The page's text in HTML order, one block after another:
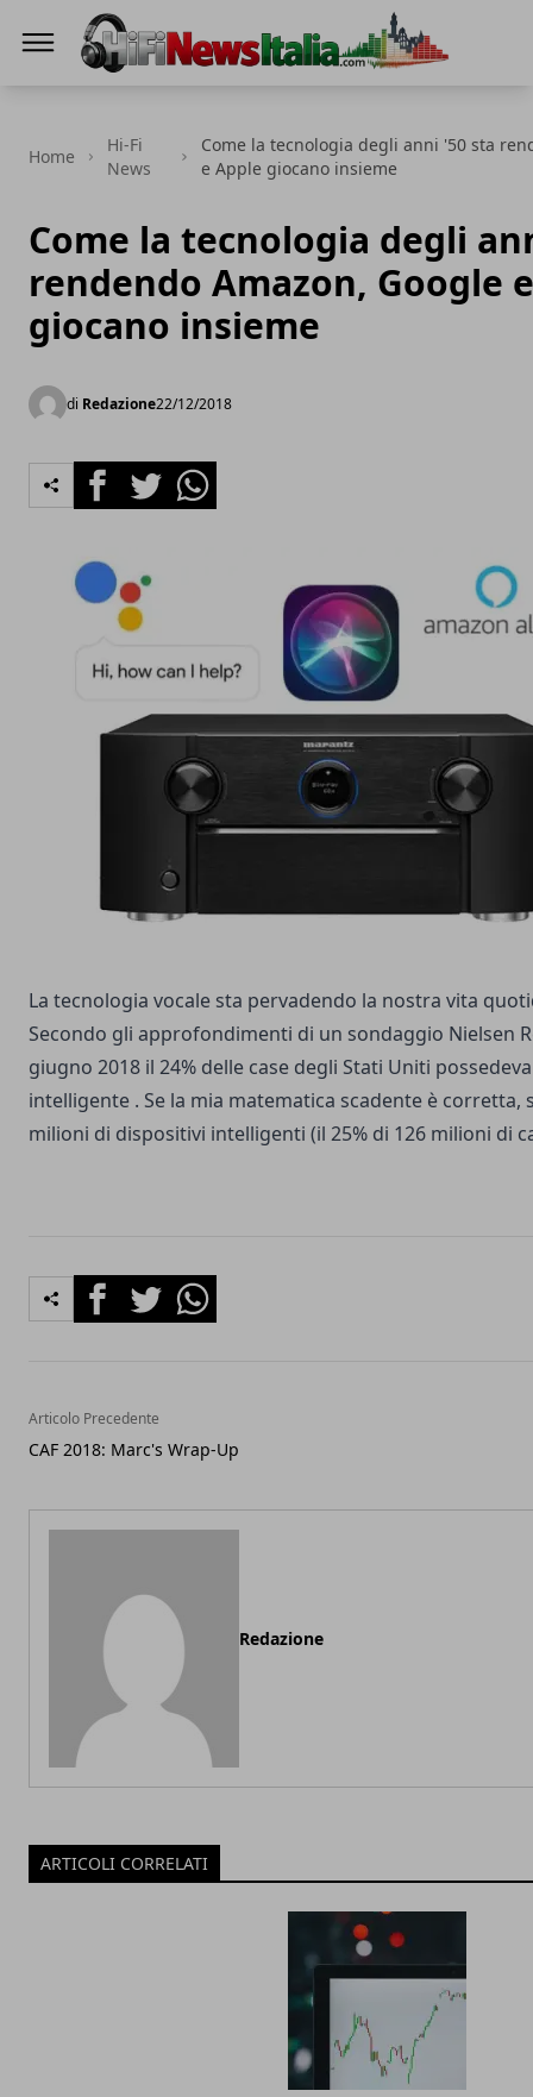
Home
Hi-Fi
News
Come la tecnologia degli anni '50 sta
e Apple giocano insieme
Come la tecnologia degli
rendendo Amazon, Google
giocano insieme
di Redazione22/12/2018
FacebookTwitterWhatsapp
La tecnologia vocale sta pervadendo la nostra vita
Secondo gli approfondimenti di un sondaggio Nielsen
giugno 2018 il 24% delle case degli Stati Uniti
intelligente . Se la mia matematica scadente è corretta,
milioni di dispositivi intelligenti (il 25% di 126 milioni di
FacebookTwitterWhatsapp
Articolo Precedente
CAF 2018: Marc's Wrap-Up
Redazione
ARTICOLI CORRELATI